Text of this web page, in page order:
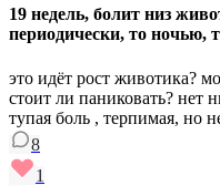
19 недель, болит низ
периодически, то ночью,
это идёт рост животика?
стоит ли паниковать? нет
тупая боль , терпимая, но
8
1